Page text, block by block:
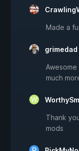
Made a
grimedad
much
Thank
mods